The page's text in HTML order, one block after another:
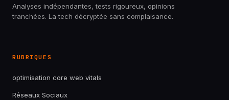
Analyses indépendantes, tests rigoureux, opinions
tranchées. La tech décryptée sans complaisance.
RUBRIQUES
optimisation core web vitals
Réseaux Sociaux